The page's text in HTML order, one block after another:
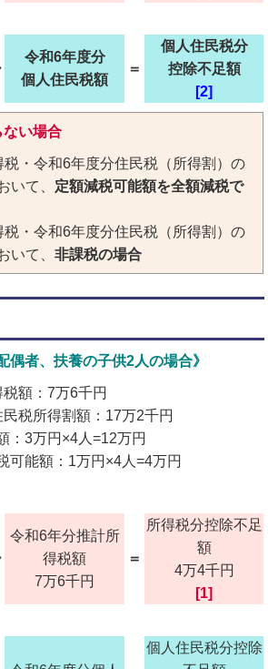
令和6年度分
個人住民税額
＝
個人住民税分
控除不足額
[2]
い場合
税・令和6年度分住民税（所得割）の
いて、 定額減税可能額を全額減税で
税・令和6年度分住民税（所得割）の
いて、非課税の場合
偶者、扶養の子供2人の場合》
税額：7万6千円
民税所得割額：17万2千円
：3万円×4人=12万円
可能額：1万円×4人=4万円
令和6年分推計所
得税額
7万6千円
＝
所得税分控除不足
額
4万4千円
[1]
個人住民税分控除